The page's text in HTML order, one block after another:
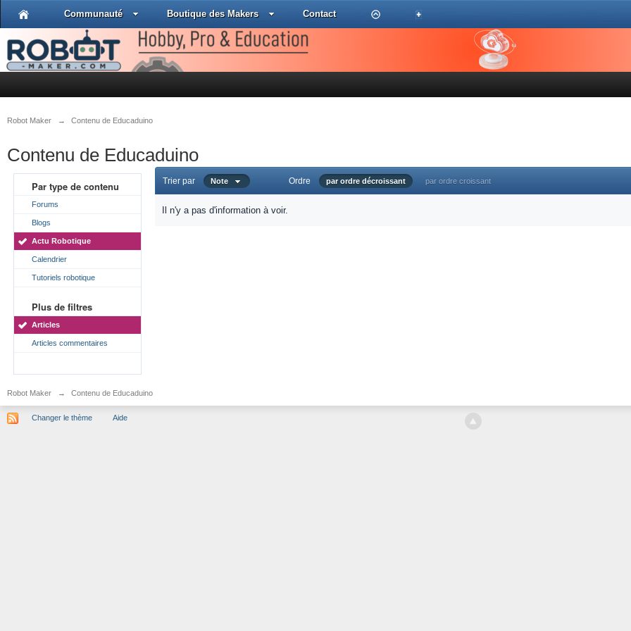
Communauté Boutique des Makers Contact
Robot Maker → Contenu de Educaduino
Contenu de Educaduino
Par type de contenu
Forums
Blogs
Actu Robotique
Calendrier
Tutoriels robotique
Plus de filtres
Articles
Articles commentaires
Trier par Note Ordre par ordre décroissant par ordre croissant
Il n'y a pas d'information à voir.
Robot Maker → Contenu de Educaduino
Changer le thème Aide